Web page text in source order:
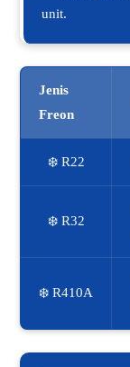
unit.
Jenis
Freon
❄️ R22
❄️ R32
❄️ R410A